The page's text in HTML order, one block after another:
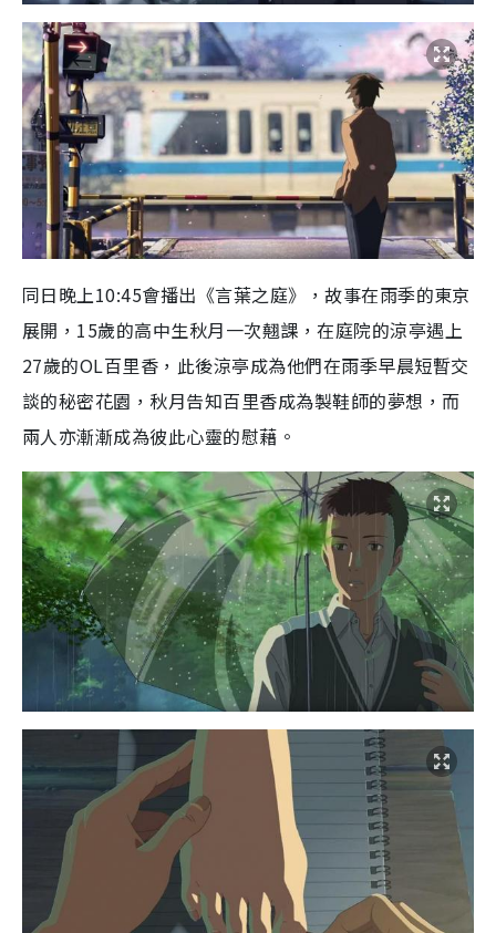
同日晚上10:45會播出《言葉之庭》，故事在雨季的東京
展開，15歲的高中生秋月一次翹課，在庭院的涼亭遇上
27歲的OL百里香，此後涼亭成為他們在雨季早晨短暫交
談的秘密花園，秋月告知百里香成為製鞋師的夢想，而
兩人亦漸漸成為彼此心靈的慰藉。